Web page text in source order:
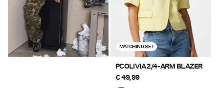
MATCHING SET
PCOLIVIA 2/4-ARM BLAZER
€ 49,99